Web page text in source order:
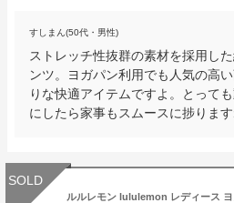
すしまん(50代・男性)
ストレッチ性抜群の素材を採用し
ンツ。ヨガパン利用でも人気の高
りな快適アイテムですよ。とって
にしたら家事もスムースに捗ります
SOLD